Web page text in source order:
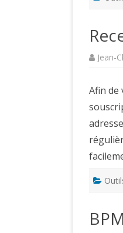
Jean-
Afin de